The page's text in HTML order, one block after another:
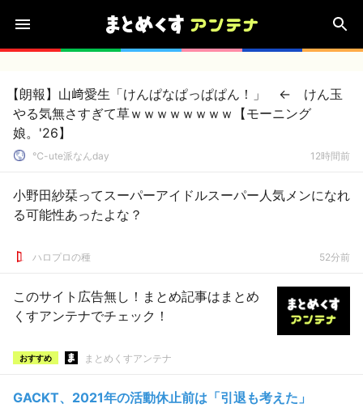
【朗報】山﨑愛生「けんぱなぱっぱぱん！」 ← けん玉
やる気無さすぎて草ｗｗｗｗｗｗｗｗ【モーニング
娘。'26】
℃-ute派なんday 12時間前
小野田紗栞ってスーパーアイドルスーパー人気メンになれ
る可能性あったよな？
ハロプロの種 52分前
このサイト広告無し！まとめ記事はまとめ
くすアンテナでチェック！
おすすめ まとめくすアンテナ
GACKT、2021年の活動休止前は「引退も考えた」